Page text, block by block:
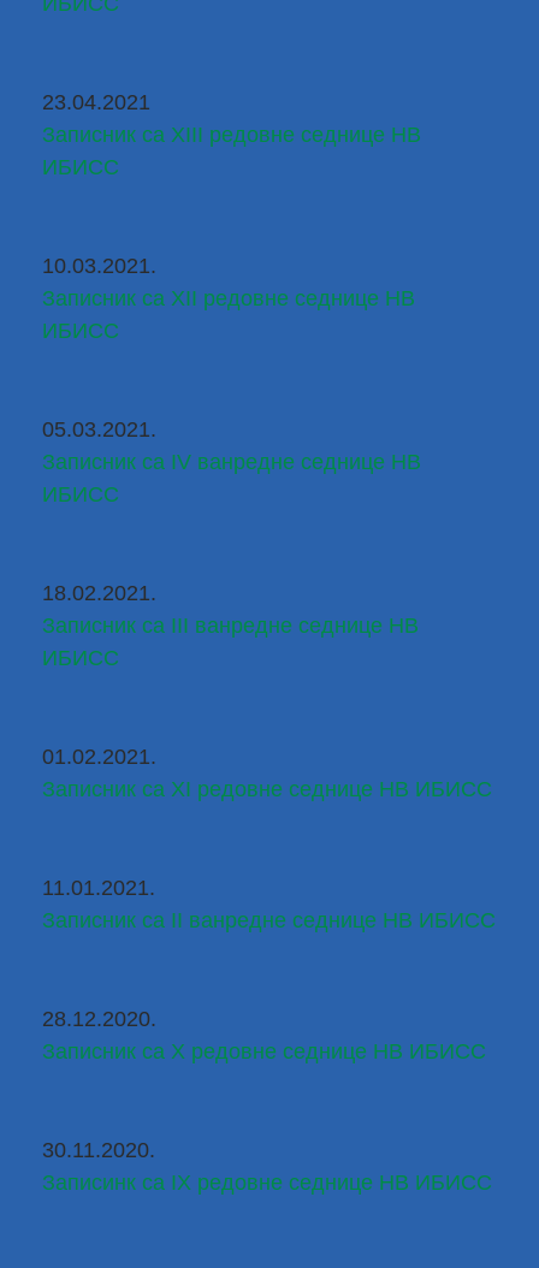
23.04.2021
Записник са XIII редовне седнице НВ
ИБИСС
10.03.2021.
Записник са XII редовне седнице НВ
ИБИСС
05.03.2021.
Записник са IV ванредне седнице НВ
ИБИСС
18.02.2021.
Записник са III ванредне седнице НВ
ИБИСС
01.02.2021.
Записник са XI редовне седнице НВ ИБИСС
11.01.2021.
Записник са II ванредне седнице НВ ИБИСС
28.12.2020.
Записник са X редовне седнице НВ ИБИСС
30.11.2020.
Записинк са IX редовне седнице НВ ИБИСС